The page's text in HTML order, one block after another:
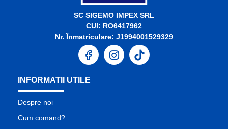
SC SIGEMO IMPEX SRL
CUI: RO6417962
Nr. Înmatriculare: J1994001529329
INFORMATII UTILE
Despre noi
Cum comand?